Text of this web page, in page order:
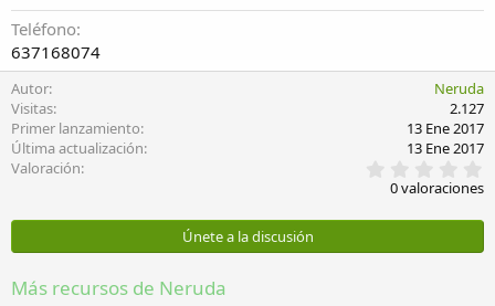
Teléfono
637168074
Autor
Neruda
Visitas
2.127
Primer lanzamiento
13 Ene 2017
Última actualización
13 Ene 2017
Valoración
,
0
s
0 valoraciones
Únete a la discusión
Más recursos de Neruda